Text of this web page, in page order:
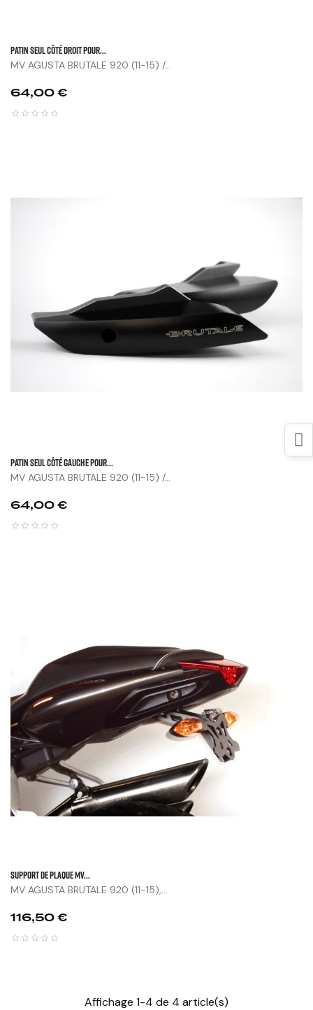
Patin Seul Côté Droit Pour...
MV AGUSTA BRUTALE 920 (11-15) /...
Prix
64,00 €
Patin Seul Côté Gauche Pour...
MV AGUSTA BRUTALE 920 (11-15) /...
Prix
64,00 €
SUPPORT DE PLAQUE MV...
MV AGUSTA BRUTALE 920 (11-15),...
Prix
116,50 €
Affichage 1-4 de 4 article(s)